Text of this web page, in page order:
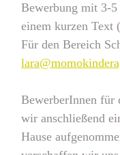
Bewerbung mit 3-
einem kurzen Text
Für den Bereich
BewerberInnen für
wir anschließend
Hause